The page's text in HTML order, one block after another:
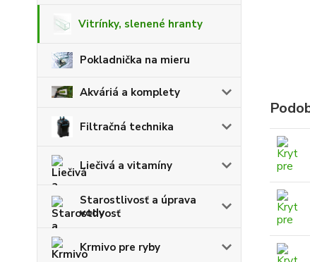
Vitrínky, slenené hranty
Pokladnička na mieru
Akváriá a komplety
Filtračná technika
Liečivá a vitamíny
Starostlivosť a úprava
vody
Krmivo pre ryby